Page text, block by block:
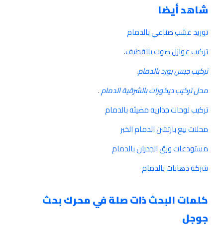
شاهد أيضا
توريد عشب صناعي بالدمام
تركيب عوازل صوت بالقطيف.
تركيب جبس بورد بالدمام.
محل تركيب ديكورات بالشرقية الدمام.
تركيب لوحات جداريه مضيئه بالدمام
محلات بيع بارتشن الدمام الخبر
مستودعات ورق الجدران بالدمام
شركة دهانات بالدمام
كلمات البحث ذات صلة في محرك بحث
جوجل